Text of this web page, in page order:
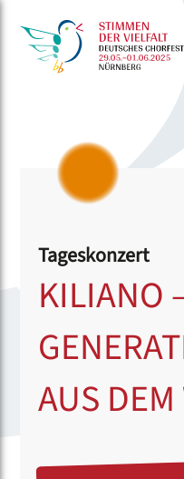
Tageskonzert
KILIANO
AUS